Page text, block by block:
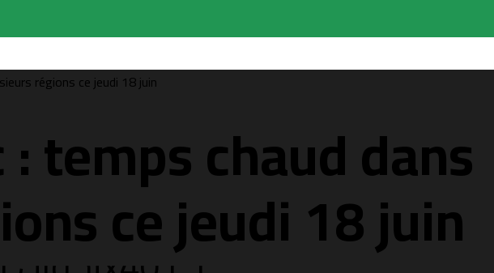
régions ce jeudi 18 juin
temps chaud dans
ce jeudi 18 juin